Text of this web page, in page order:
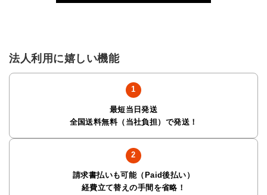
法人利用に嬉しい機能
最短当日発送
全国送料無料（当社負担）で発送！
請求書払いも可能（Paid後払い）
経費立て替えの手間を省略！